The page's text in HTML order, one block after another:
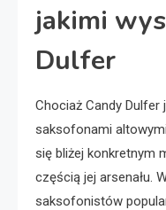
jakimi
Dulfer
Chociaż Candy
saksofonami
się bliżej konkretnym
częścią jej arsenału.
saksofonistów